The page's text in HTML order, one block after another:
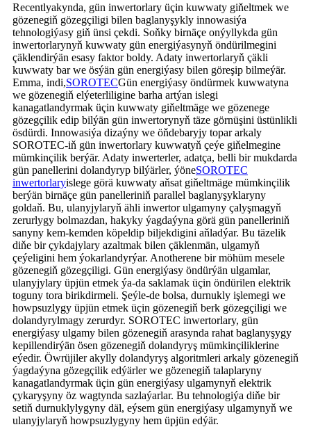
Recentlyakynda, gün inwertorlary üçin kuwwaty giňeltmek we
gözenegiň gözegçiligi bilen baglanyşykly innowasiýa
tehnologiýasy giň ünsi çekdi. Soňky birnäçe onýyllykda gün
inwertorlarynyň kuwwaty gün energiýasynyň öndürilmegini
çäklendirýän esasy faktor boldy. Adaty inwertorlaryň çäkli
kuwwaty bar we ösýän gün energiýasy bilen göreşip bilmeýär.
Emma, ​​indi,SOROTECGün energiýasy öndürmek kuwwatyna
we gözenegiň elýeterliligine barha artýan islegi
kanagatlandyrmak üçin kuwwaty giňeltmäge we gözenege
gözegçilik edip bilýän gün inwertorynyň täze görnüşini üstünlikli
ösdürdi. Innowasiýa dizaýny we öňdebaryjy topar arkaly
SOROTEC-iň gün inwertorlary kuwwatyň çeýe giňelmegine
mümkinçilik berýär. Adaty inwerterler, adatça, belli bir mukdarda
gün panellerini dolandyryp bilýärler, ýöneSOROTEC
inwertorlaryislege görä kuwwaty aňsat giňeltmäge mümkinçilik
berýän birnäçe gün panelleriniň parallel baglanyşyklaryny
goldaň. Bu, ulanyjylaryň ähli inwertor ulgamyny çalyşmagyň
zerurlygy bolmazdan, hakyky ýagdaýyna görä gün panelleriniň
sanyny kem-kemden köpeldip biljekdigini aňladýar. Bu täzelik
diňe bir çykdajylary azaltmak bilen çäklenmän, ulgamyň
çeýeligini hem ýokarlandyrýar. Anotherene bir möhüm mesele
gözenegiň gözegçiligi. Gün energiýasy öndürýän ulgamlar,
ulanyjylary üpjün etmek ýa-da saklamak üçin öndürilen elektrik
toguny tora birikdirmeli. Şeýle-de bolsa, durnukly işlemegi we
howpsuzlygy üpjün etmek üçin gözenegiň berk gözegçiligi we
dolandyrylmagy zerurdyr. SOROTEC inwertorlary, gün
energiýasy ulgamy bilen gözenegiň arasynda rahat baglanyşygy
kepillendirýän ösen gözenegiň dolandyryş mümkinçiliklerine
eýedir. Öwrüjiler akylly dolandyryş algoritmleri arkaly gözenegiň
ýagdaýyna gözegçilik edýärler we gözenegiň talaplaryny
kanagatlandyrmak üçin gün energiýasy ulgamynyň elektrik
çykaryşyny öz wagtynda sazlaýarlar. Bu tehnologiýa diňe bir
setiň durnuklylygyny däl, eýsem gün energiýasy ulgamynyň we
ulanyjylaryň howpsuzlygyny hem üpjün edýär.